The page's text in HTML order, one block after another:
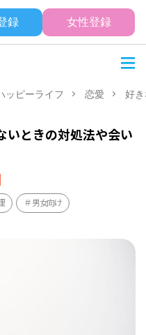
録 女性登録
ッピーライフ 恋愛 好
いときの対処法や会い
男女向け